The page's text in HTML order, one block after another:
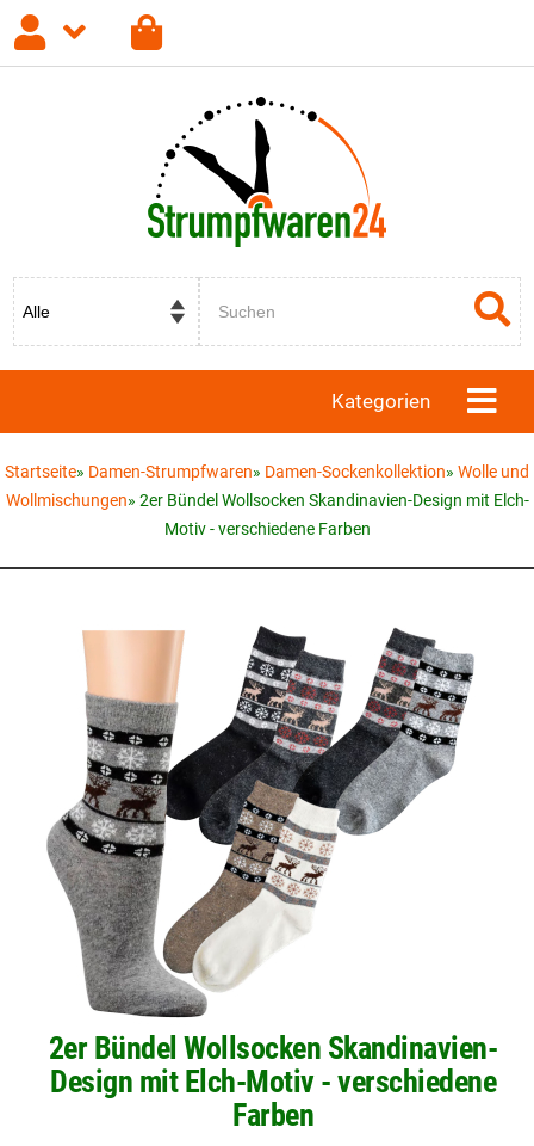
Registrieren Passwort vergessen?
Kategorien
Startseite» Damen-Strumpfwaren» Damen-Sockenkollektion» Wolle und
Wollmischungen» 2er Bündel Wollsocken Skandinavien-Design mit Elch-
Motiv - verschiedene Farben
2er Bündel Wollsocken Skandinavien-
Design mit Elch-Motiv - verschiedene
Farben